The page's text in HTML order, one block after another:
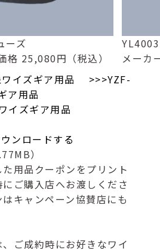
ーズ
格 25,080円（税込）
メーカ
イズギア用品
>>>YZF-
ア用品
イズギア用品
ンロードする
）
用品クーポンをプリント
ご購入店へお渡しくださ
キャンペーン協賛店にも
ご成約時にお好きなワイ